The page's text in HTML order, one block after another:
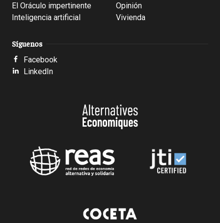
El Oráculo impertinente
Inteligencia artificial
Opinión
Vivienda
Síguenos
Facebook
LinkedIn